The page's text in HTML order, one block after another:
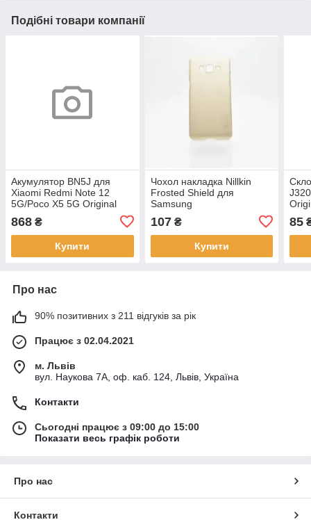
Подібні товари компанії
Акумулятор BN5J для
Xiaomi Redmi Note 12
5G/Poco X5 5G Original
868 ₴
Купити
Чохол накладка Nillkin
Frosted Shield для
Samsung
G532/G531/G530 Galaxy
J2 Prime Gold
107₴
Купити
85
Про нас
90% позитивних з 211 відгуків за рік
Працює з 02.04.2021
м. Львів
вул. Наукова 7А, оф. каб. 124, Львів, Україна
Контакти
Сьогодні працює з 09:00 до 15:00
Показати весь графік роботи
Про нас
Контакти